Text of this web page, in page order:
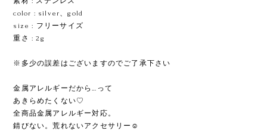
color : silver、gold
size : フリーサイズ
重さ : 2g
※多少の誤差はございますのでご了承下さい
金属アレルギーだから…って
あきらめたくない♡
全商品金属アレルギー対応。
錆びない。荒れないアクセサリー☺︎